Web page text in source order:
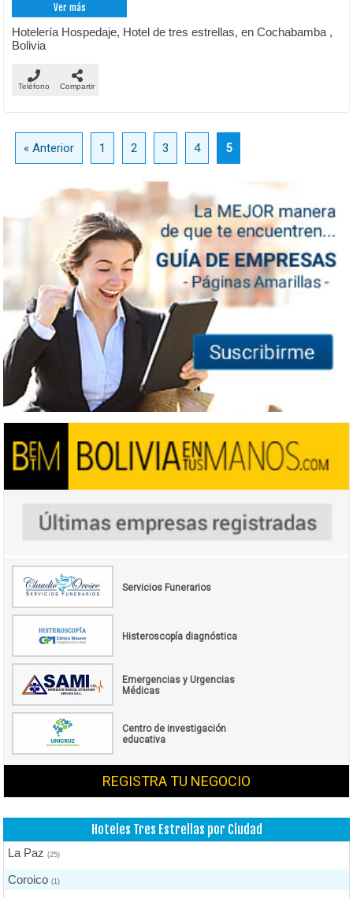
Ver más
Hotelería Hospedaje, Hotel de tres estrellas, en Cochabamba ,
Bolivia
Teléfono Compartir
« Anterior 1 2 3 4 5
Servicios Funerarios
Histeroscopía diagnóstica
Emergencias y Urgencias
Médicas
Centro de investigación
educativa
REGISTRA TU NEGOCIO
Hoteles Tres Estrellas por Ciudad
La Paz(25)
Coroico(1)